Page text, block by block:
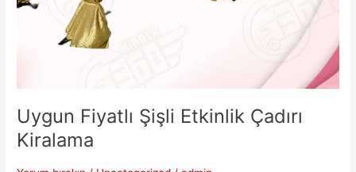
Uygun Fiyatlı Şişli Etkinlik Çadırı
Kiralama